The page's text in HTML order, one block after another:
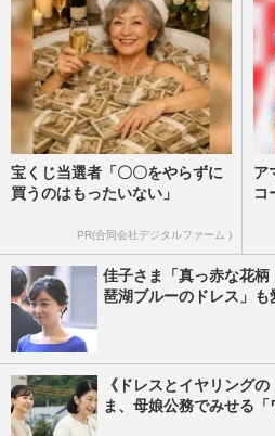
宝くじ当選者「〇〇をやらずに
買うのはもったいない」
PR(合同会社デジタルファーム )
ア
コ
佳子さま「真っ赤な花
琶湖ブルーのドレス」も
《ドレスとイヤリング
ま、母娘公務でみせる「